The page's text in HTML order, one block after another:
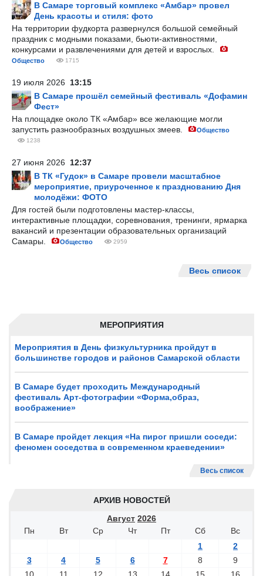
МЕРОПРИЯТИЯ
Мероприятия в День физкультурника пройдут в
большинстве городов и районов Самарской области
В Самаре будет проходить Международный
фестиваль Арт-фотографии «Форма,образ,
воображение»
В Самаре пройдет лекция «На пирог пришли соседи:
феномен соседства в современном краеведении»
Весь список
АРХИВ НОВОСТЕЙ
Август 2026
Пн
Вт Ср Чт Пт Сб
Вс
1
2
3
4 5 6 7 8
9
В Самаре торговый комплекс «Амбар» провел
День красоты и стиля: фото
На территории фудкорта развернулся большой семейный
праздник с модными показами, бьюти-активностями,
конкурсами и развлечениями для детей и взрослых.
Общество 1715
19 июля 2026 13:15
В Самаре прошёл семейный фестиваль «Дофамин
Фест»
На площадке около ТК «Амбар» все желающие могли
запустить разнообразных воздушных змеев.
Общество
1238
27 июня 2026 12:37
В ТК «Гудок» в Самаре провели масштабное
мероприятие, приуроченное к празднованию Дня
молодёжи: ФОТО
Для гостей были подготовлены мастер-классы,
интерактивные площадки, соревнования, тренинги, ярмарка
вакансий и презентации образовательных организаций
Самары.
Общество 2959
Весь список